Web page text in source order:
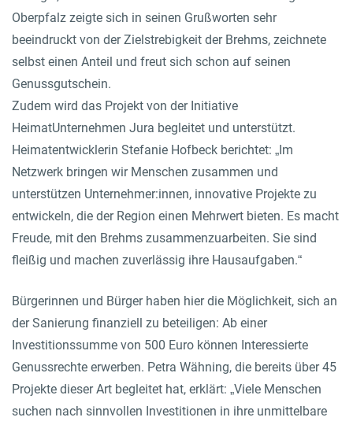
Oberpfalz zeigte sich in seinen Grußworten sehr
beeindruckt von der Zielstrebigkeit der Brehms, zeichnete
selbst einen Anteil und freut sich schon auf seinen
Genussgutschein.
Zudem wird das Projekt von der Initiative
HeimatUnternehmen Jura begleitet und unterstützt.
Heimatentwicklerin Stefanie Hofbeck berichtet: „Im
Netzwerk bringen wir Menschen zusammen und
unterstützen Unternehmer:innen, innovative Projekte zu
entwickeln, die der Region einen Mehrwert bieten. Es macht
Freude, mit den Brehms zusammenzuarbeiten. Sie sind
fleißig und machen zuverlässig ihre Hausaufgaben.“
Bürgerinnen und Bürger haben hier die Möglichkeit, sich an
der Sanierung finanziell zu beteiligen: Ab einer
Investitionssumme von 500 Euro können Interessierte
Genussrechte erwerben. Petra Wähning, die bereits über 45
Projekte dieser Art begleitet hat, erklärt: „Viele Menschen
suchen nach sinnvollen Investitionen in ihre unmittelbare